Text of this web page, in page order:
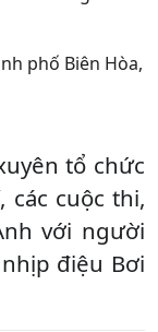
phố Biên Hòa,
tổ chức
các cuộc thi,
với người
điệu Bơi